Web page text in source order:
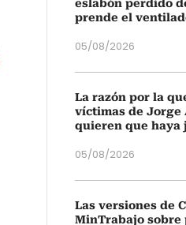
eslabón perdido
prende el
05/08/2026
La razón por la
víctimas de Jorge
quieren que haya
05/08/2026
Las versiones de
MinTrabajo sobre